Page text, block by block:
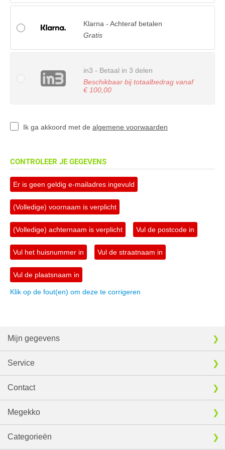
Klarna - Achteraf betalen
Gratis
in3 - Betaal in 3 delen
Beschikbaar bij totaalbedrag vanaf
€ 100,00
Ik ga akkoord met de algemene voorwaarden
CONTROLEER JE GEGEVENS
Er is geen geldig e-mailadres ingevuld
(Volledige) voornaam is verplicht
(Volledige) achternaam is verplicht Vul de postcode in
Vul het huisnummer in Vul de straatnaam in
Vul de plaatsnaam in
Klik op de fout(en) om deze te corrigeren
Mijn gegevens
Service
Contact
Megekko
Categorieën